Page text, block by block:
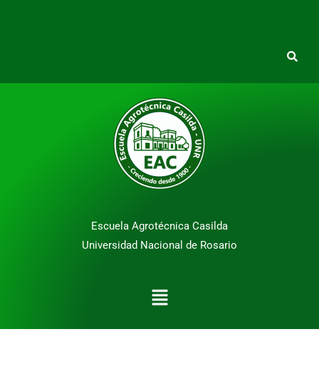
Escuela Agrotécnica Casilda
Universidad Nacional de Rosario